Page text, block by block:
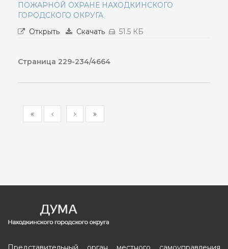
ПОЖАРНОЙ ОХРАНЕ НАХОДКИНСКОГО
ГОРОДСКОГО ОКРУГА
Открыть
Скачать 51.5 КБ
Страница 229-234/4664